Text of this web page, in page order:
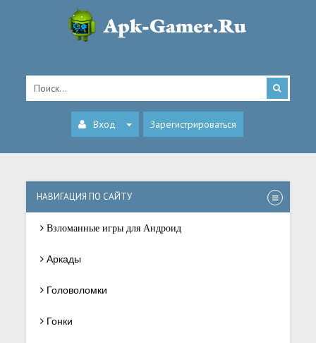
Вход Зарегистрироваться
НАВИГАЦИЯ ПО САЙТУ
Взломанные игры для Андроид
Аркады
Головоломки
Гонки